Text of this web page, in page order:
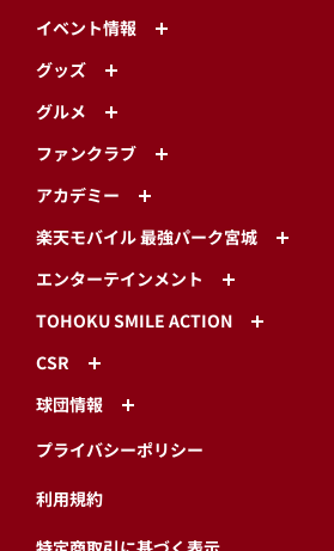
イベント情報
グッズ
グルメ
ファンクラブ
アカデミー
楽天モバイル 最強パーク宮城
エンターテインメント
TOHOKU SMILE ACTION
CSR
球団情報
プライバシーポリシー
利用規約